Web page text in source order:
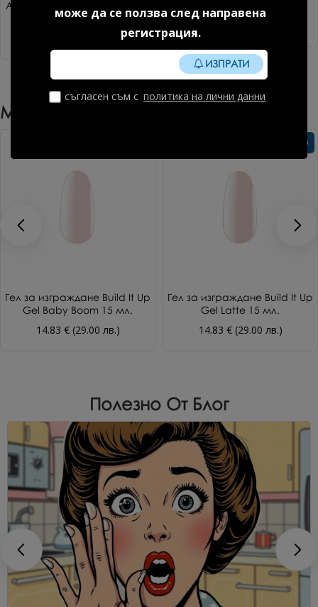
може да се ползва след направена
регистрация.
ИЗПРАТИ
съгласен съм с политика на лични данни
Акригел Sparkle mood №1 15
гр. 1 бр.
Може Да Харесате Още
Гел за изграждане Build It Up
Gel Baby Boom 15 мл.
14.83 € (29.00 лв.)
Без TPO
Гел за изграждане Build It Up
Gel Latte 15 мл.
14.83 € (29.00 лв.)
Полезно От Блог